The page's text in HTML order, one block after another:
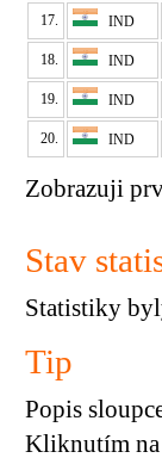
17. IND
18. IND
19. IND
20. IND
Zobrazuji
Stav
Statistiky
Tip
Popis
Kliknutím na